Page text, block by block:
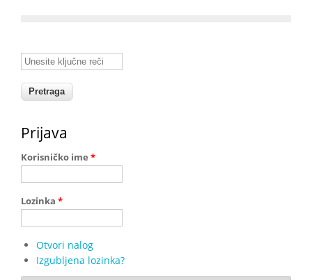
Unesite ključne reči
Prijava
Korisničko ime *
Lozinka *
Otvori nalog
Izgubljena lozinka?